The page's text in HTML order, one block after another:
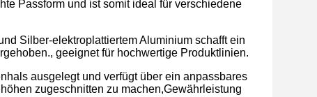
Passform und ist somit ideal für verschiedene
Silber-elektroplattiertem Aluminium schafft ein
geeignet für hochwertige Produktlinien.
ausgelegt und verfügt über ein anpassbares
zugeschnitten zu machen,Gewährleistung